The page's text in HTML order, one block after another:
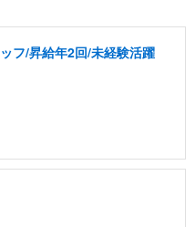
フ/昇給年2回/未経験活躍